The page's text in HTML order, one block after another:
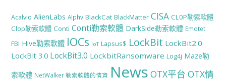
Acalvio AlienLabs Alphv BlackCat BlackMatter CISA CL0P勒索軟體
Clop勒索軟體 Conti Conti勒索軟體 DarkSide勒索軟體 Emotet
FBI Hive勒索軟體 IOCs IoT Lapsus$ LockBit LockBit2.0
LockBIt 3.0 LockBit3.0 LockbitRansomware Log4j Maze勒
索軟體 NetWalker 勒索軟體的情資 News OTX平台 OTX情